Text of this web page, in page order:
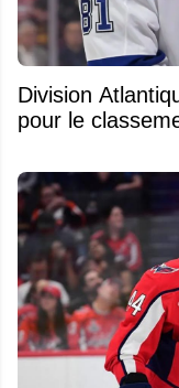
Division
pour le